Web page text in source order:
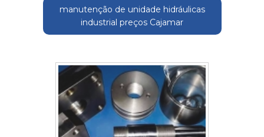
manutenção de unidade hidráulicas
industrial preços Cajamar